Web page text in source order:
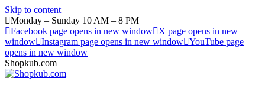
Skip to content
Monday – Sunday 10 AM – 8 PM
Facebook page opens in new window
X page opens in new
window Instagram page opens in new window YouTube page
opens in new window
Shopkub.com